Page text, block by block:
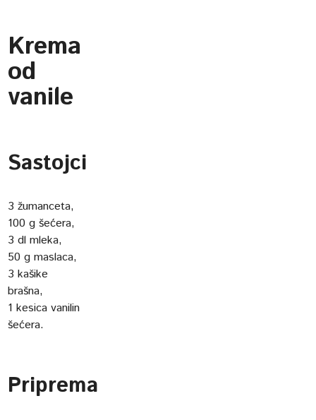
Krema
od
vanile
Sastojci
3 žumanceta,
100 g šećera,
3 dl mleka,
50 g maslaca,
3 kašike
brašna,
1 kesica vanilin
šećera.
Priprema